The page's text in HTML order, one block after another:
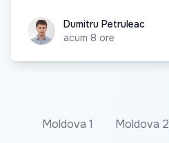
Dumitru Petruleac
Dumitru Petruleac
acum 8 ore
Moldova 1 Moldova 2